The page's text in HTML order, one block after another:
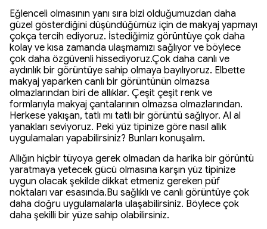
Eğlenceli olmasının yanı sıra bizi olduğumuzdan daha
güzel gösterdiğini düşündüğümüz için de makyaj yapmayı
çokça tercih ediyoruz. İstediğimiz görüntüye çok daha
kolay ve kısa zamanda ulaşmamızı sağlıyor ve böylece
çok daha özgüvenli hissediyoruz.Çok daha canlı ve
aydınlık bir görüntüye sahip olmaya bayılıyoruz. Elbette
makyaj yaparken canlı bir görüntünün olmazsa
olmazlarından biri de allıklar. Çeşit çeşit renk ve
formlarıyla makyaj çantalarının olmazsa olmazlarından.
Herkese yakışan, tatlı mı tatlı bir görüntü sağlıyor. Al al
yanakları seviyoruz. Peki yüz tipinize göre nasıl allık
uygulamaları yapabilirsiniz? Bunları konuşalım.
Allığın hiçbir tüyoya gerek olmadan da harika bir görüntü
yaratmaya yetecek gücü olmasına karşın yüz tipinize
uygun olacak şekilde dikkat etmeniz gereken püf
noktaları var esasında.Bu sağlıklı ve canlı görüntüye çok
daha doğru uygulamalarla ulaşabilirsiniz. Böylece çok
daha şekilli bir yüze sahip olabilirsiniz.